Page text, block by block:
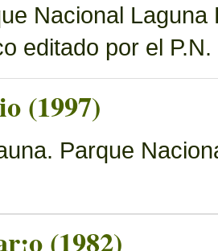
Nacional
editado por el
(1997)
Parque
(1982)